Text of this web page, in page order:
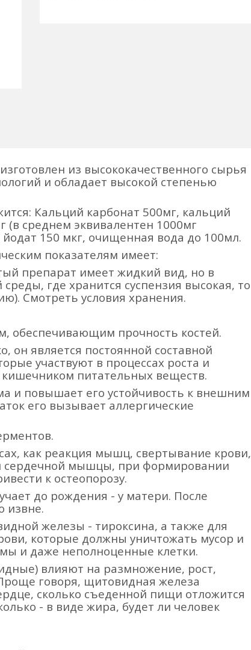
из высококачественного сырья
и обладает высокой степенью
Кальций карбонат 500мг, кальций
(в среднем эквивалентен 1000мг
150 мкг, очищенная вода до 100мл.
показателям имеет:
препарат имеет жидкий вид, но в
где хранится суспензия высокая, то
Смотреть условия хранения.
обеспечивающим прочность костей.
он является постоянной составной
участвуют в процессах роста и
кишечником питательных веществ.
и повышает его устойчивость к внешним
его вызывает аллергические
как реакция мышц, свертывание крови,
сердечной мышцы, при формировании
к остеопорозу.
до рождения - у матери. После
извне.
железы - тироксина, а также для
которые должны уничтожать мусор и
и даже неполноценные клетки.
влияют на размножение, рост,
говоря, щитовидная железа
сколько съеденной пищи отложится
- в виде жира, будет ли человек